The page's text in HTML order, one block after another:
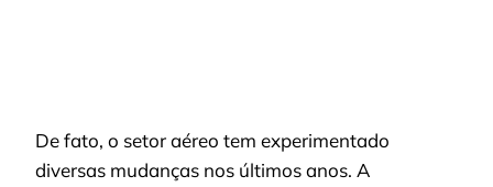
De fato, o setor aéreo tem experimentado
diversas mudanças nos últimos anos. A